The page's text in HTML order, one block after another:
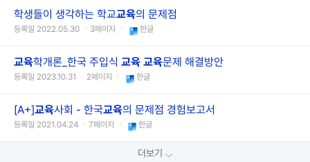
학생들이 생각하는 학교교육의 문제점
등록일 2022.05.30 ㆍ3페이지 ㆍ 한글
교육학개론_한국 주입식 교육 교육문제 해결방안
등록일 2023.10.31 ㆍ2페이지 ㆍ 한글
[A+]교육사회 - 한국교육의 문제점 경험보고서
등록일 2021.04.24 ㆍ7페이지 ㆍ 한글
더보기